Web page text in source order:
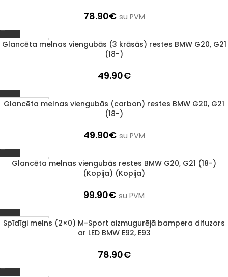
78.90€ su PVM
1–3 d. d.
Glancēta melnas viengubās (3 krāsās) restes BMW G20, G21
(18-)
49.90€
1–3 d. d.
Glancēta melnas viengubās (carbon) restes BMW G20, G21
(18-)
49.90€ su PVM
1–3 d. d.
Glancēta melnas viengubās restes BMW G20, G21 (18-)
(Kopija) (Kopija)
99.90€ su PVM
1–3 d. d.
Spīdīgi melns (2×0) M-Sport aizmugurējā bampera difuzors
ar LED BMW E92, E93
78.90€